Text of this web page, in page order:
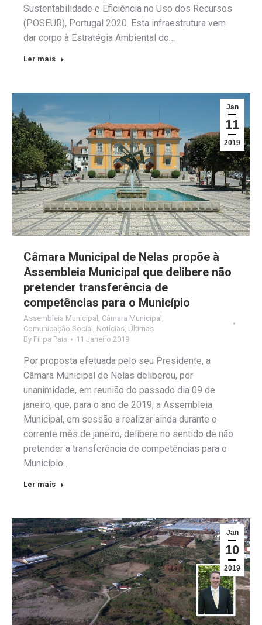
Sustentabilidade e Eficiência no Uso dos Recursos
(POSEUR), Portugal 2020. Esta infraestrutura vem
dar corpo à Estratégia Ambiental do…
Ler mais
Jan
11
2019
Câmara Municipal de Nelas propõe à
Assembleia Municipal que delibere não
pretender transferência de
competências para o Município
Assembleia Municipal Câmara Municipal
Comunicação Social
Notícias Últimas
By Filipa Pais 11 Janeiro 2019
Por proposta efetuada pelo seu Presidente, a
Câmara Municipal de Nelas deliberou, por
unanimidade, em reunião do passado dia 09 de
janeiro, que, para o ano de 2019, a Assembleia
Municipal, em sessão a realizar ainda durante o
corrente mês de janeiro, delibere no sentido de não
pretender a transferência de competências para o
Município…
Ler mais
Jan
10
2019